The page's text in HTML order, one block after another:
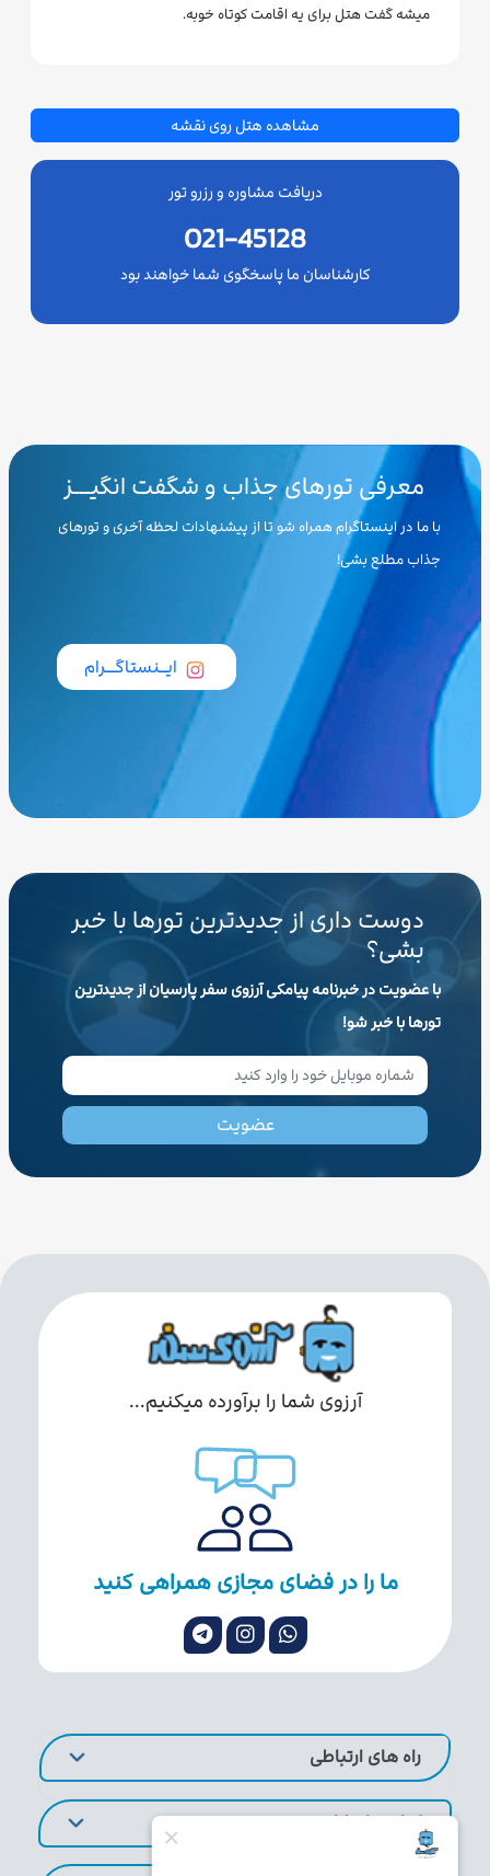
میشه گفت هتل برای یه اقامت کوتاه خوبه.
مشاهده هتل روی نقشه
دریافت مشاوره و رزرو تور
021-45128
کارشناسان ما پاسخگوی شما خواهند بود
معرفی تورهای جذاب و شگفت انگیـــز
با ما در اینستاگرام همراه شو تا از پیشنهادات لحظه آخری و تورهای
جذاب مطلع بشی!
ایــنستاگـــرام
دوست داری از جدیدترین تورها با خبر
بشی؟
با عضویت در خبرنامه پیامکی آرزوی سفر پارسیان از جدیدترین
تورها با خبر شو!
عضویت
آرزوی شما را برآورده میکنیم...
ما را در فضای مجازی همراهی کنید
راه های ارتباطی
لینک های کاربردی